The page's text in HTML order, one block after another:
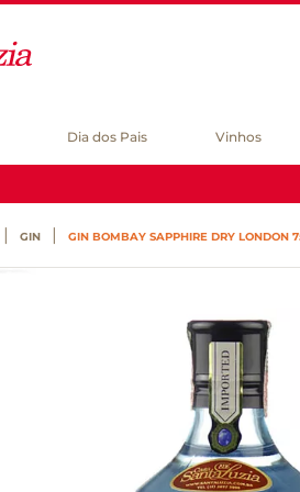
Dia dos Pais Vinhos
GIN GIN BOMBAY SAPPHIRE DRY LONDON